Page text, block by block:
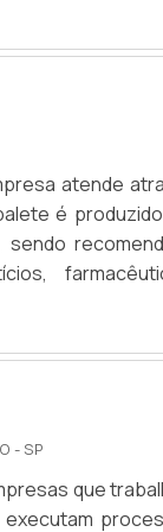
e
orça.
atende
é
contato direto
de.
- SP
que